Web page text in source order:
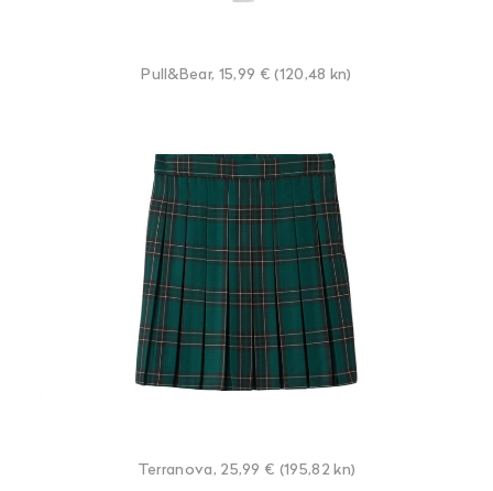
Pull&Bear, 15,99 € (120,48 kn)
Terranova, 25,99 € (195,82 kn)